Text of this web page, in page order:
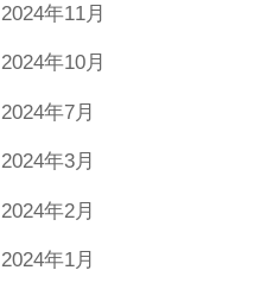
2024年11月
2024年10月
2024年7月
2024年3月
2024年2月
2024年1月